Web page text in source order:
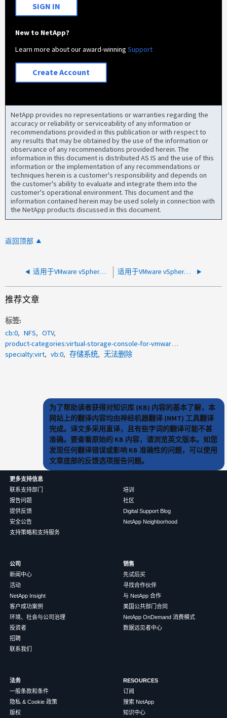
SIGN IN
New to NetApp?
Learn more about our award-winningSupport
Create Account
NetApp provides no representations or warranties regarding the
accuracy or reliability or serviceability of any information or
recommendations provided in this publication or with respect to
any results that may be obtained by the use of the information or
observance of any recommendations provided herein. The
information in this document is distributed AS IS and the use of this
information or the implementation of any recommendations or
techniques herein is a customer's responsibility and depends on
the customer's ability to evaluate and integrate them into the
customer's operational environment. This document and the
information contained herein may be used solely in connection with
the NetApp products discussed in this document.
返回顶部
适用于VMware vSphere的ONTAP工具：续订ONTAP CA签名证书后、无法将存储系统添加到OTV 适用于VMware vSphere的工具：无法对混合类型ONTAP集群使用白金级ONTAP
推荐文章
标签
cb:0
NFS
OTV
product-categories:virtual-storage-console-for-vmware-vsphere
specialty:virt
vb:0 存储系统 无法删除
为了帮助读者获得对知识库 (KB) 内容的基本了解，本
网站上的翻译内容均由神经机器翻译 (NMT) 工具翻译
完成。译文多采用直译，且有些字词的翻译可能不甚
准确。要查看原始的 KB 内容，请浏览英文版本。如您
发现任何翻译错误或影响 KB 准确性的问题，可以使用
文章底部的反馈选项报告问题。
更多支持信息
联系支持部门
报告问题
提供反馈
安全公告
支持策略和支持服务
培训
社区
Digital Support Blog
NetApp Neighborhood
公司
新闻中心
活动
NetApp Insight
客户成功案例
环境、社会与公司治理
投资者
招聘
联系我们
销售
先试后买
寻找合作伙伴
与 NetApp 合作
美国公共部门合同
NetApp OnDemand 消费模式
数据远见者中心
法务
一般条款和条件
隐私 & Cookie 政策
版权
RESOURCES
订阅
搜索 NetApp
知识中心